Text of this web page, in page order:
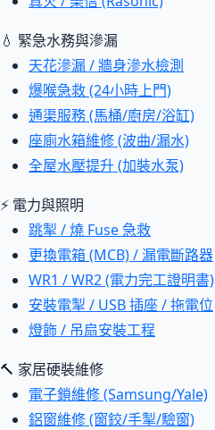
💧 緊急水務與滲漏
天花滲漏 / 牆身滲水檢測
爆喉急救 (24小時上門)
通渠服務 (馬桶/廚房/浴缸)
座廁水箱維修 (波曲/漏水)
全屋水壓提升 (加裝水泵)
⚡ 電力與照明
跳掣 / 燒 Fuse 急救
更換電箱 (MCB) / 漏電斷路器
WR1 / WR2 (電力完工證明書)
安裝電掣 / USB 插座 / 拖電位
燈飾 / 吊扇安裝工程
🔨 家居硬裝維修
電子鎖維修 (Samsung/Yale)
鋁窗維修 (窗鉸/手掣/驗窗)